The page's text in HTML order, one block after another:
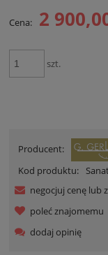
Cena: 2
szt.
Producent:
Kod produktu:
negocjuj cenę lub
poleć znajomemu
dodaj opinię